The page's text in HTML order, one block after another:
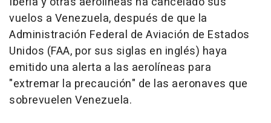
vuelos a Venezuela, después de que la
Administración Federal de Aviación de Estados
Unidos (FAA, por sus siglas en inglés) haya
emitido una alerta a las aerolíneas para
"extremar la precaución" de las aeronaves que
sobrevuelen Venezuela.